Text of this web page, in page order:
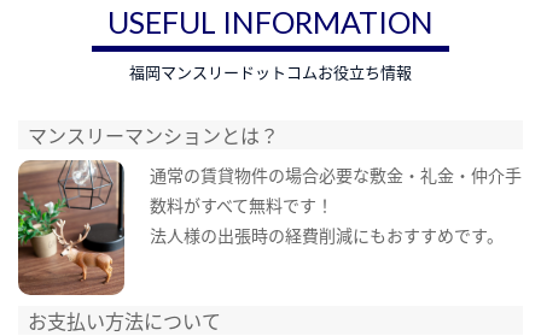
USEFUL INFORMATION
福岡マンスリードットコムお役立ち情報
マンスリーマンションとは？
通常の賃貸物件の場合必要な敷金・礼金・仲介手
数料がすべて無料です！
法人様の出張時の経費削減にもおすすめです。
お支払い方法について